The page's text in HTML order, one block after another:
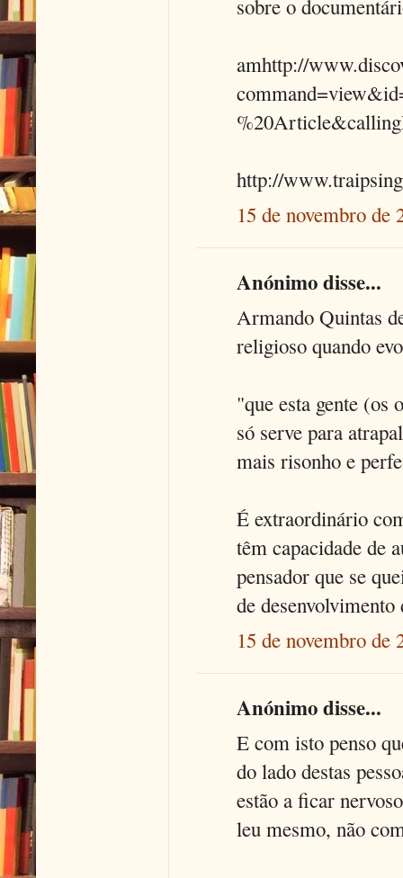
sobre o
amhttp://
http://
15 de novembro de
Anónimo disse...
Armando Quintas
religioso quando
"que esta gente (os
só serve para
mais risonho e
É extraordinário
têm capacidade de
pensador que se
de
15 de novembro de
Anónimo disse...
E com isto penso
do lado destas
estão a ficar
leu mesmo, não